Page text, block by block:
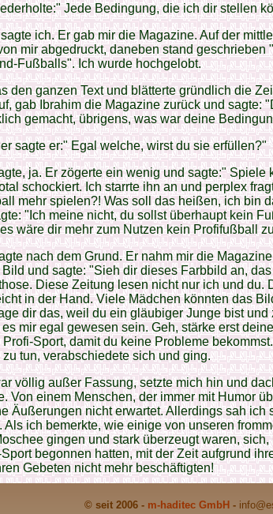
Jede Bedingung, die ich dir stellen
ich. Er gab mir die Magazine. Auf der
mir abgedruckt, daneben stand geschrieben
Fußballs". Ich wurde hochgelobt.
den ganzen Text und blätterte gründlich die
gab Ibrahim die Magazine zurück und sagte:
gemacht, übrigens, was war deine
sagte er:" Egal welche, wirst du sie erfüllen?"
ja. Er zögerte ein wenig und sagte:" Spiele
schockiert. Ich starrte ihn an und perplex
mehr spielen?! Was soll das heißen, ich bin
"Ich meine nicht, du sollst überhaupt kein
wäre dir mehr zum Nutzen kein Profifußball
nach dem Grund. Er nahm mir die
und sagte: "Sieh dir dieses Farbbild an,
Diese Zeitung lesen nicht nur ich und du.
in der Hand. Viele Mädchen könnten das
dir das, weil du ein gläubiger Junge bist und
mir egal gewesen sein. Geh, stärke erst
Profi-Sport, damit du keine Probleme
zu tun, verabschiedete sich und ging.
völlig außer Fassung, setzte mich hin und
Von einem Menschen, der immer mit Humor
Äußerungen nicht erwartet. Allerdings sah ich
Als ich bemerkte, wie einige von unseren
gingen und stark überzeugt waren,
begonnen hatten, mit der Zeit aufgrund
Gebeten nicht mehr beschäftigten!
© seit 2006 - m-haditec GmbH - info